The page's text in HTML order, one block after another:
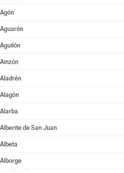
Agón
Aguarón
Aguilón
Ainzón
Aladrén
Alagón
Alarba
Alberite de San Juan
Albeta
Alborge